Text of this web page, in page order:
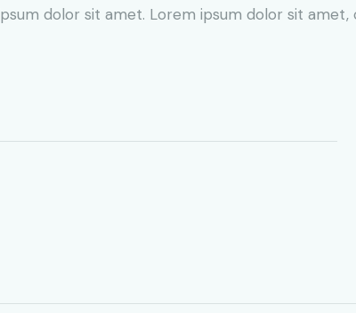
dolor sit amet. Lorem ipsum dolor sit amet,